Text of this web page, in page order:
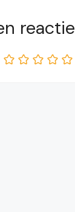
reactie